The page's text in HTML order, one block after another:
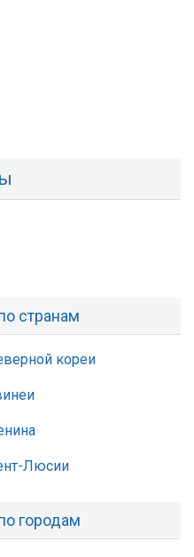
странам
кореи
Люсии
городам